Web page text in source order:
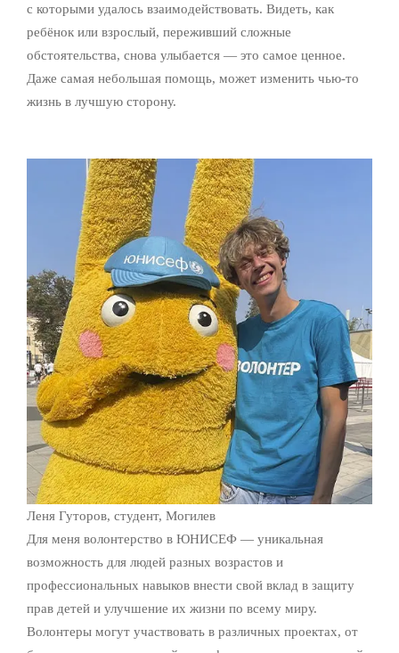
с которыми удалось взаимодействовать. Видеть, как
ребёнок или взрослый, переживший сложные
обстоятельства, снова улыбается — это самое ценное.
Даже самая небольшая помощь, может изменить чью-то
жизнь в лучшую сторону.
Леня Гуторов, студент, Могилев
Для меня волонтерство в ЮНИСЕФ — уникальная
возможность для людей разных возрастов и
профессиональных навыков внести свой вклад в защиту
прав детей и улучшение их жизни по всему миру.
Волонтеры могут участвовать в различных проектах, от